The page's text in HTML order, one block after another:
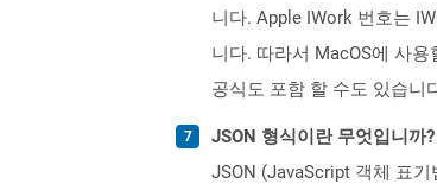
니다. Apple IWork 번호는
니다. 따라서 MacOS에 사
공식도 포함 할 수도 있습니
JSON 형식이란 무엇입니까?
JSON (JavaScript 객체 표